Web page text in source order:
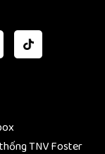
TNV Foster